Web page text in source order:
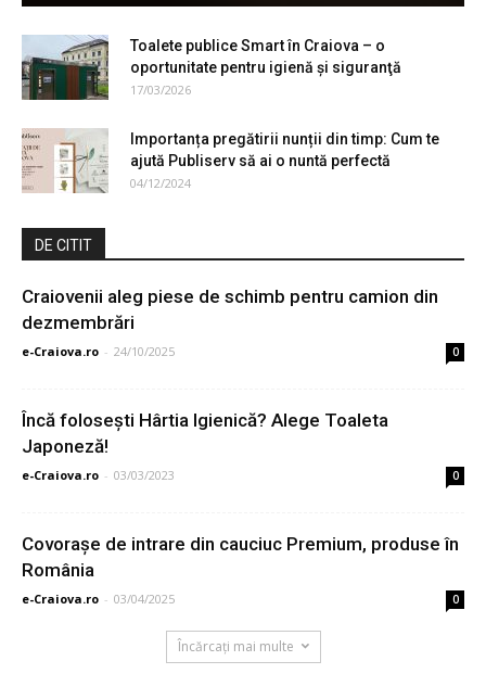
Toalete publice Smart în Craiova – o
oportunitate pentru igienă şi siguranţă
17/03/2026
Importanța pregătirii nunții din timp: Cum te
ajută Publiserv să ai o nuntă perfectă
04/12/2024
DE CITIT
Craiovenii aleg piese de schimb pentru camion din
dezmembrări
e-Craiova.ro - 24/10/2025 0
Încă folosești Hârtia Igienică? Alege Toaleta
Japoneză!
e-Craiova.ro - 03/03/2023 0
Covoraşe de intrare din cauciuc Premium, produse în
România
e-Craiova.ro - 03/04/2025 0
Încărcați mai multe